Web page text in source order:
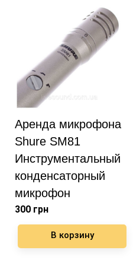
Аренда микрофона
Shure SM81
Инструментальный
конденсаторный
микрофон
300 грн
В корзину